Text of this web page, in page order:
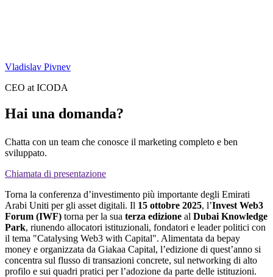
Vladislav Pivnev
CEO at ICODA
Hai una domanda?
Chatta con un team che conosce il marketing completo e ben
sviluppato.
Chiamata di presentazione
Torna la conferenza d’investimento più importante degli Emirati
Arabi Uniti per gli asset digitali. Il 15 ottobre 2025, l’Invest Web3
Forum (IWF) torna per la sua terza edizione al Dubai Knowledge
Park, riunendo allocatori istituzionali, fondatori e leader politici con
il tema "Catalysing Web3 with Capital". Alimentata da bepay
money e organizzata da Giakaa Capital, l’edizione di quest’anno si
concentra sul flusso di transazioni concrete, sul networking di alto
profilo e sui quadri pratici per l’adozione da parte delle istituzioni.